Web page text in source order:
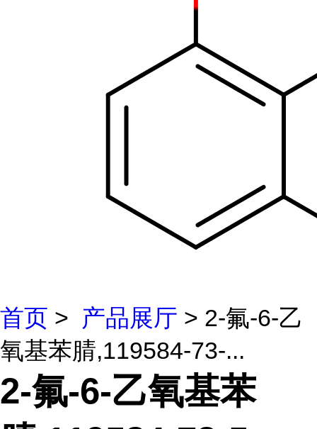
首页 > 产品展厅 > 2-氟-6-乙
氧基苯腈,119584-73-...
2-氟-6-乙氧基苯